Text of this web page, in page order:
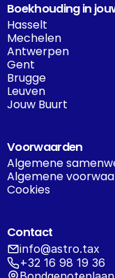
Boekhouding in
Hasselt
Mechelen
Antwerpen
Gent
Brugge
Leuven
Jouw Buurt
Voorwaarden
Algemene
Algemene
Cookies
Contact
info@astro.tax
+32 16 98 19 36